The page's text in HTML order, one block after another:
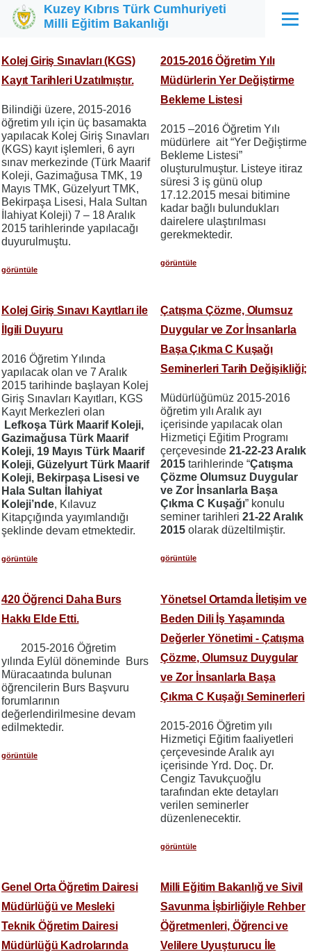
Ana içeriğe atla
Kuzey Kıbrıs Türk Cumhuriyeti
Milli Eğitim Bakanlığı
Menü
Kolej Giriş Sınavları (KGS)
Kayıt Tarihleri Uzatılmıştır.
Bilindiği üzere, 2015-2016
öğretim yılı için üç basamakta
yapılacak Kolej Giriş Sınavları
(KGS) kayıt işlemleri, 6 ayrı
sınav merkezinde (Türk Maarif
Koleji, Gazimağusa TMK, 19
Mayıs TMK, Güzelyurt TMK,
Bekirpaşa Lisesi, Hala Sultan
İlahiyat Koleji) 7 – 18 Aralık
2015 tarihlerinde yapılacağı
duyurulmuştu.
görüntüle
2015-2016 Öğretim Yılı
Müdürlerin Yer Değiştirme
Bekleme Listesi
2015 –2016 Öğretim Yılı
müdürlere ait “Yer Değiştirme
Bekleme Listesi”
oluşturulmuştur. Listeye itiraz
süresi 3 iş günü olup
17.12.2015 mesai bitimine
kadar bağlı bulundukları
dairelere ulaştırılması
gerekmektedir.
görüntüle
Kolej Giriş Sınavı Kayıtları ile
İlgili Duyuru
2016 Öğretim Yılında
yapılacak olan ve 7 Aralık
2015 tarihinde başlayan Kolej
Giriş Sınavları Kayıtları, KGS
Kayıt Merkezleri olan
Lefkoşa Türk Maarif Koleji,
Gazimağusa Türk Maarif
Koleji, 19 Mayıs Türk Maarif
Koleji, Güzelyurt Türk Maarif
Koleji, Bekirpaşa Lisesi ve
Hala Sultan İlahiyat
Koleji’nde, Kılavuz
Kitapçığında yayımlandığı
şeklinde devam etmektedir.
görüntüle
Çatışma Çözme, Olumsuz
Duygular ve Zor İnsanlarla
Başa Çıkma C Kuşağı
Seminerleri Tarih Değişikliği;
Müdürlüğümüz 2015-2016
öğretim yılı Aralık ayı
içerisinde yapılacak olan
Hizmetiçi Eğitim Programı
çerçevesinde 21-22-23 Aralık
2015 tarihlerinde “Çatışma
Çözme Olumsuz Duygular
ve Zor İnsanlarla Başa
Çıkma C Kuşağı” konulu
seminer tarihleri 21-22 Aralık
2015 olarak düzeltilmiştir.
görüntüle
420 Öğrenci Daha Burs
Hakkı Elde Etti.
2015-2016 Öğretim
yılında Eylül döneminde Burs
Müracaatında bulunan
öğrencilerin Burs Başvuru
forumlarının
değerlendirilmesine devam
edilmektedir.
görüntüle
Yönetsel Ortamda İletişim ve
Beden Dili İş Yaşamında
Değerler Yönetimi - Çatışma
Çözme, Olumsuz Duygular
ve Zor İnsanlarla Başa
Çıkma C Kuşağı Seminerleri
2015-2016 Öğretim yılı
Hizmetiçi Eğitim faaliyetleri
çerçevesinde Aralık ayı
içerisinde Yrd. Doç. Dr.
Cengiz Tavukçuoğlu
tarafından ekte detayları
verilen seminerler
düzenlenecektir.
görüntüle
Genel Orta Öğretim Dairesi
Müdürlüğü ve Mesleki
Teknik Öğretim Dairesi
Müdürlüğü Kadrolarında
Milli Eğitim Bakanlığ ve Sivil
Savunma İşbirliğiyle Rehber
Öğretmenleri, Öğrenci ve
Velilere Uyuşturucu İle